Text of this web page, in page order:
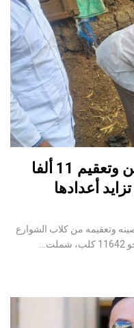
«الخدمات البيطرية»: تحصين وتعقيم 11 ألفا
أعدادها
وتعقيمه من كلاب الشوارع